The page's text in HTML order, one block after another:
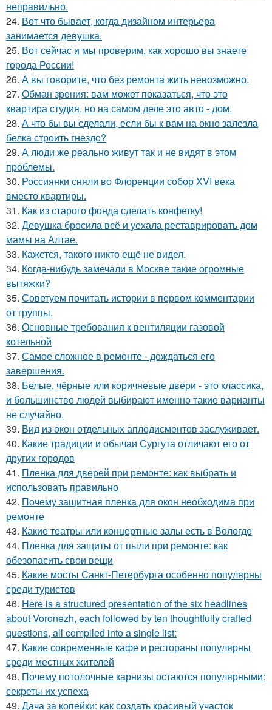
неправильно.
24. Вот что бывает, когда дизайном интерьера
занимается девушка.
25. Вот сейчас и мы проверим, как хорошо вы знаете
города России!
26. А вы говорите, что без ремонта жить невозможно.
27. Обман зрения: вам может показаться, что это
квартира студия, но на самом деле это авто - дом.
28. А что бы вы сделали, если бы к вам на окно залезла
белка строить гнездо?
29. А люди же реально живут так и не видят в этом
проблемы.
30. Россиянки сняли во Флоренции собор XVI века
вместо квартиры.
31. Как из старого фонда сделать конфетку!
32. Девушка бросила всё и уехала реставрировать дом
мамы на Алтае.
33. Кажется, такого никто ещё не видел.
34. Когда-нибудь замечали в Москве такие огромные
вытяжки?
35. Советуем почитать истории в первом комментарии
от группы.
36. Основные требования к вентиляции газовой
котельной
37. Самое сложное в ремонте - дождаться его
завершения.
38. Белые, чёрные или коричневые двери - это классика,
и большинство людей выбирают именно такие варианты
не случайно.
39. Вид из окон отдельных аплодисментов заслуживает.
40. Какие традиции и обычаи Сургута отличают его от
других городов
41. Пленка для дверей при ремонте: как выбрать и
использовать правильно
42. Почему защитная пленка для окон необходима при
ремонте
43. Какие театры или концертные залы есть в Вологде
44. Пленка для защиты от пыли при ремонте: как
обезопасить свои вещи
45. Какие мосты Санкт-Петербурга особенно популярны
среди туристов
46. Here is a structured presentation of the six headlines
about Voronezh, each followed by ten thoughtfully crafted
questions, all compiled into a single list:
47. Какие современные кафе и рестораны популярны
среди местных жителей
48. Почему потолочные карнизы остаются популярными:
секреты их успеха
49. Дача за копейки: как создать красивый участок